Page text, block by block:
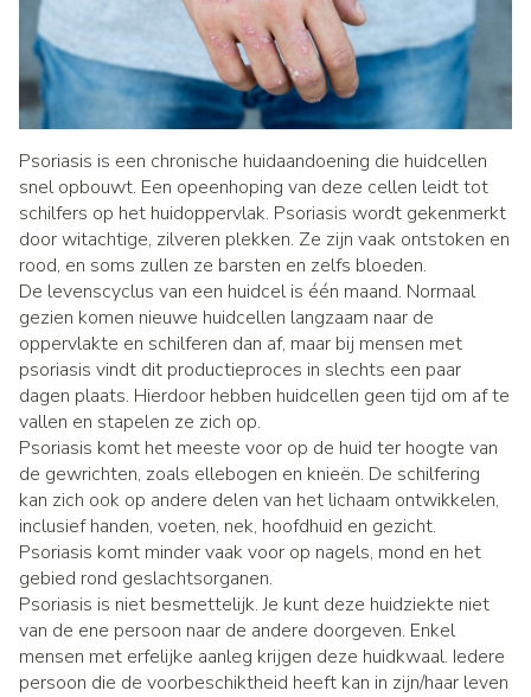
Psoriasis is een chronische huidaandoening die huidcellen
snel opbouwt. Een opeenhoping van deze cellen leidt tot
schilfers op het huidoppervlak. Psoriasis wordt gekenmerkt
door witachtige, zilveren plekken. Ze zijn vaak ontstoken en
rood, en soms zullen ze barsten en zelfs bloeden.
De levenscyclus van een huidcel is één maand. Normaal
gezien komen nieuwe huidcellen langzaam naar de
oppervlakte en schilferen dan af, maar bij mensen met
psoriasis vindt dit productieproces in slechts een paar
dagen plaats. Hierdoor hebben huidcellen geen tijd om af te
vallen en stapelen ze zich op.
Psoriasis komt het meeste voor op de huid ter hoogte van
de gewrichten, zoals ellebogen en knieën. De schilfering
kan zich ook op andere delen van het lichaam ontwikkelen,
inclusief handen, voeten, nek, hoofdhuid en gezicht.
Psoriasis komt minder vaak voor op nagels, mond en het
gebied rond geslachtsorganen.
Psoriasis is niet besmettelijk. Je kunt deze huidziekte niet
van de ene persoon naar de andere doorgeven. Enkel
mensen met erfelijke aanleg krijgen deze huidkwaal. Iedere
persoon die de voorbeschiktheid heeft kan in zijn/haar leven